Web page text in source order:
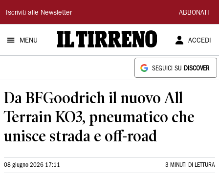
Il
Tirreno
Iscriviti alle Newsletter ABBONATI
MENU ACCEDI
SEGUICI SU DISCOVER
Da BFGoodrich il nuovo All
Terrain KO3, pneumatico che
unisce strada e off-road
08 giugno 2026 17:11 3 MINUTI DI LETTURA